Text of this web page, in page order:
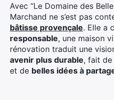
Avec “Le Domaine des
Marchand ne s’est pas
bâtisse provençale. Elle a
responsable, une maison
rénovation traduit une
avenir plus durable, fait de
et de belles idées à